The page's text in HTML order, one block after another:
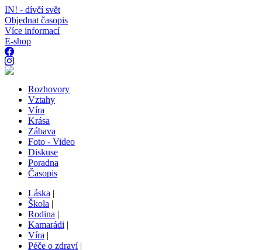
IN! - dívčí svět
Objednat časopis
Více informací
E-shop
Rozhovory
Vztahy
Víra
Krása
Zábava
Foto - Video
Diskuse
Poradna
Časopis
Láska |
Škola |
Rodina |
Kamarádi |
Víra |
Péče o zdraví|